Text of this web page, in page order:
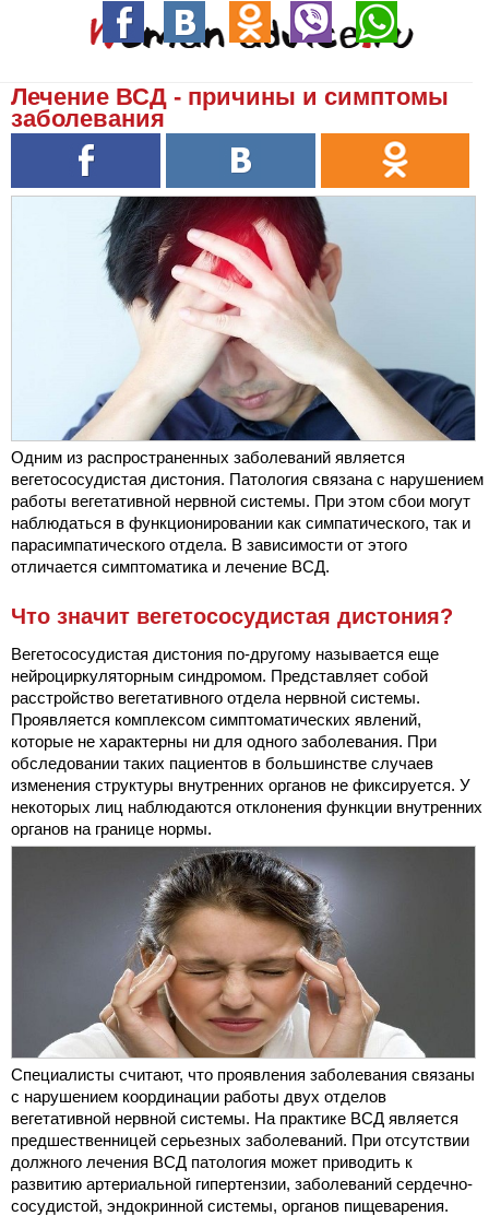
Лечение ВСД - причины и симптомы
заболевания
Одним из распространенных заболеваний является
вегетососудистая дистония. Патология связана с нарушением
работы вегетативной нервной системы. При этом сбои могут
наблюдаться в функционировании как симпатического, так и
парасимпатического отдела. В зависимости от этого
отличается симптоматика и лечение ВСД.
Что значит вегетососудистая дистония?
Вегетососудистая дистония по-другому называется еще
нейроциркуляторным синдромом. Представляет собой
расстройство вегетативного отдела нервной системы.
Проявляется комплексом симптоматических явлений,
которые не характерны ни для одного заболевания. При
обследовании таких пациентов в большинстве случаев
изменения структуры внутренних органов не фиксируется. У
некоторых лиц наблюдаются отклонения функции внутренних
органов на границе нормы.
Специалисты считают, что проявления заболевания связаны
с нарушением координации работы двух отделов
вегетативной нервной системы. На практике ВСД является
предшественницей серьезных заболеваний. При отсутствии
должного лечения ВСД патология может приводить к
развитию артериальной гипертензии, заболеваний сердечно-
сосудистой, эндокринной системы, органов пищеварения.